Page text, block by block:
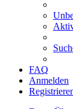
FAQ
Anmelden